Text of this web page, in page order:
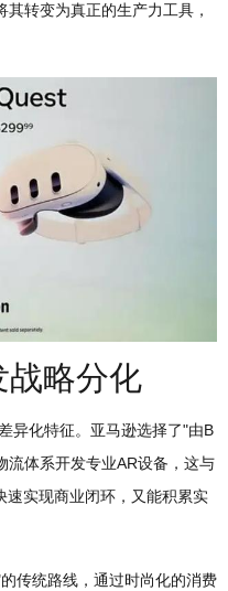
转变为真正的生产力工具，
战略分化
异化特征。亚马逊选择了"由B
流体系开发专业AR设备，这与
速实现商业闭环，又能积累实
传统路线，通过时尚化的消费